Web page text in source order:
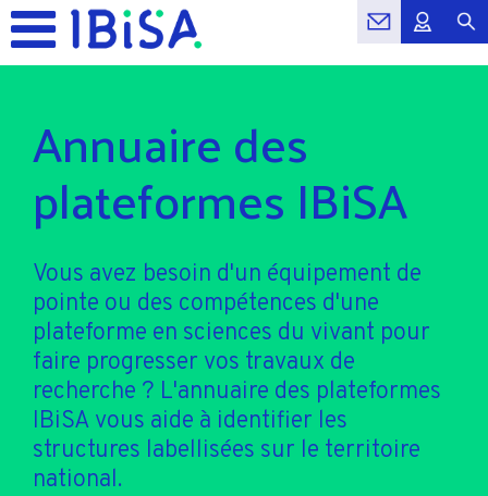
Annuaire des
plateformes IBiSA
Vous avez besoin d'un équipement de
pointe ou des compétences d'une
plateforme en sciences du vivant pour
faire progresser vos travaux de
recherche ? L'annuaire des plateformes
IBiSA vous aide à identifier les
structures labellisées sur le territoire
national.